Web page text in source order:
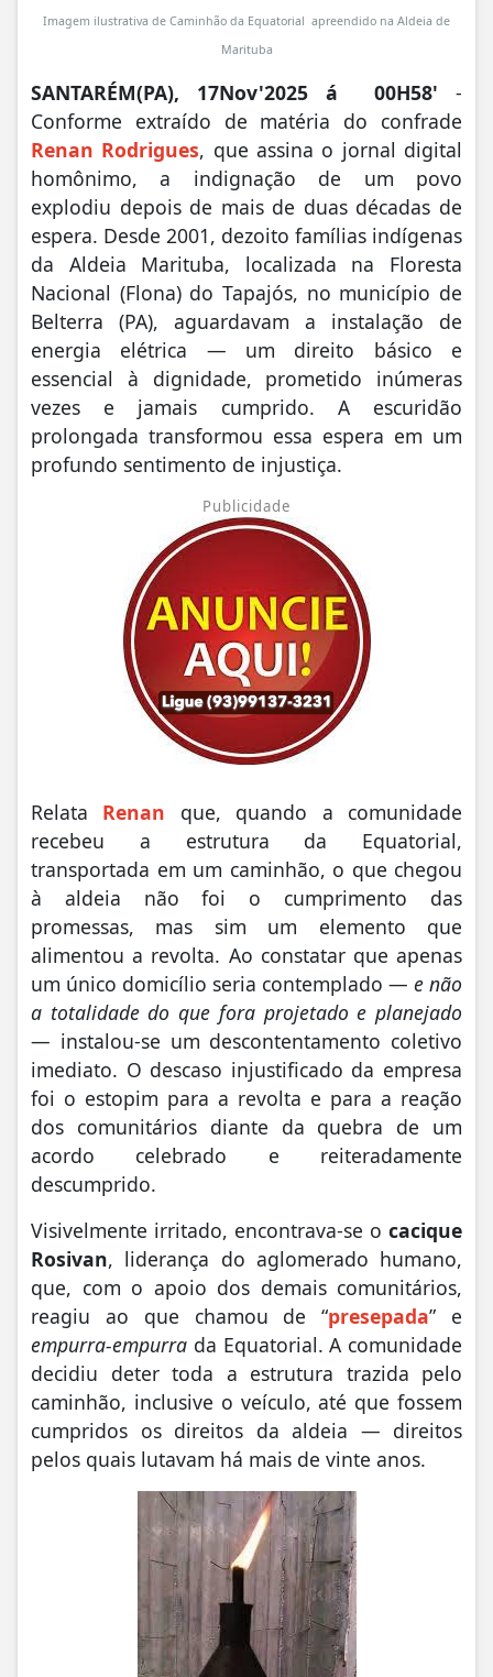
Imagem ilustrativa de Caminhão da Equatorial apreendido na Aldeia de
Marituba
SANTARÉM(PA), 17Nov'2025 á 00H58' -
Conforme extraído de matéria do confrade
Renan Rodrigues, que assina o jornal digital
homônimo, a indignação de um povo
explodiu depois de mais de duas décadas de
espera. Desde 2001, dezoito famílias indígenas
da Aldeia Marituba, localizada na Floresta
Nacional (Flona) do Tapajós, no município de
Belterra (PA), aguardavam a instalação de
energia elétrica — um direito básico e
essencial à dignidade, prometido inúmeras
vezes e jamais cumprido. A escuridão
prolongada transformou essa espera em um
profundo sentimento de injustiça.
Publicidade
Relata Renan que, quando a comunidade
recebeu a estrutura da Equatorial,
transportada em um caminhão, o que chegou
à aldeia não foi o cumprimento das
promessas, mas sim um elemento que
alimentou a revolta. Ao constatar que apenas
um único domicílio seria contemplado — e não
a totalidade do que fora projetado e planejado
— instalou-se um descontentamento coletivo
imediato. O descaso injustificado da empresa
foi o estopim para a revolta e para a reação
dos comunitários diante da quebra de um
acordo celebrado e reiteradamente
descumprido.
Visivelmente irritado, encontrava-se o cacique
Rosivan, liderança do aglomerado humano,
que, com o apoio dos demais comunitários,
reagiu ao que chamou de “presepada” e
empurra-empurra da Equatorial. A comunidade
decidiu deter toda a estrutura trazida pelo
caminhão, inclusive o veículo, até que fossem
cumpridos os direitos da aldeia — direitos
pelos quais lutavam há mais de vinte anos.